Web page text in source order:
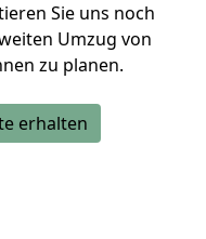
Sie uns noch
Umzug von
zu planen.
erhalten